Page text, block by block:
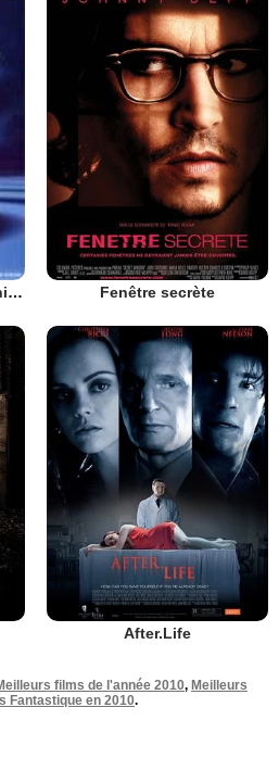
Les mille merveilles de l'univers Fenêtre secrète
After.Life
films de l'année 2010, Meilleurs
Fantastique en 2010.